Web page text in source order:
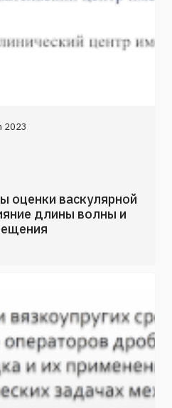
2023
оценки васкулярной
длины волны и